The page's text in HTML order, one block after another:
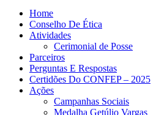
Home
Conselho De Ética
Atividades
Cerimonial de Posse
Parceiros
Perguntas E Respostas
Certidões Do CONFEP – 2025
Ações
Campanhas Sociais
Medalha Getúlio Vargas